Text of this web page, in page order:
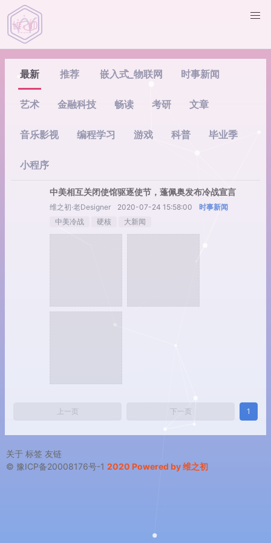
最新 推荐 嵌入式_物联网 时事新闻
艺术 金融科技 畅读 考研 文章
音乐影视 编程学习 游戏 科普 毕业季
小程序
中美相互关闭使馆驱逐使节，蓬佩奥发布冷战宣言
维之初·老Designer 2020-07-24 15:58:00
时事新闻
中美冷战
硬核 大新闻
上一页 下一页 1
关于 标签 友链
© 豫ICP备20008176号-1 2020 Powered by 维之初